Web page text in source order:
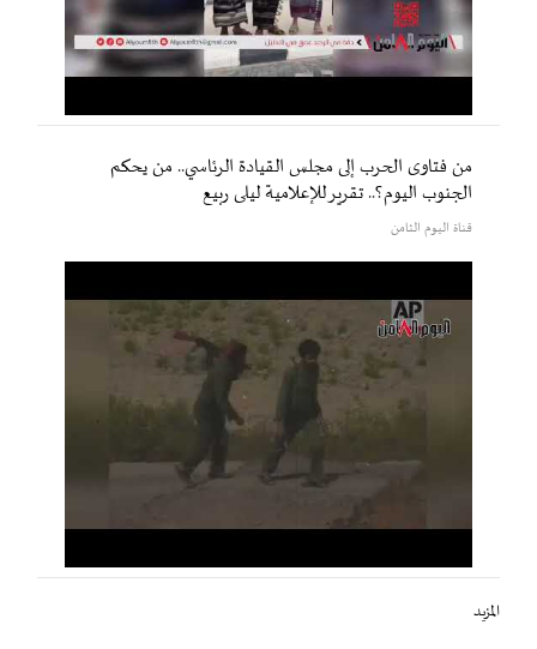
من فتاوى الحرب إلى مجلس القيادة الرئاسي.. من يحكم
الجنوب اليوم؟.. تقرير للإعلامية ليلى ربيع
قناة اليوم الثامن
المزيد